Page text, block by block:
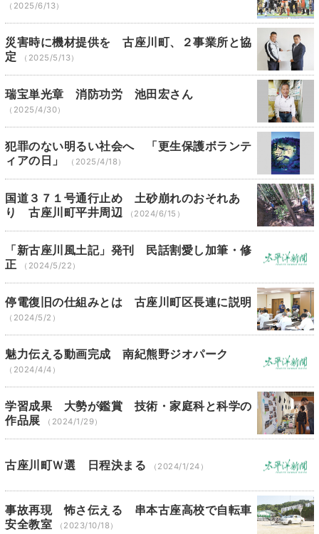
（2025/6/13）
災害時に機材提供を 古座川町、２事業所と協
定
（2025/5/13）
瑞宝単光章 消防功労 池田宏さん
（2025/4/30）
犯罪のない明るい社会へ 「更生保護ボランテ
ィアの日」
（2025/4/18）
国道３７１号通行止め 土砂崩れのおそれあ
り 古座川町平井周辺
（2024/6/15）
「新古座川風土記」発刊 民話割愛し加筆・修
正
（2024/5/22）
停電復旧の仕組みとは 古座川町区長連に説明
（2024/5/2）
魅力伝える動画完成 南紀熊野ジオパーク
（2024/4/4）
学習成果 大勢が鑑賞 技術・家庭科と科学の
作品展
（2024/1/29）
古座川町Ｗ選 日程決まる （2024/1/24）
事故再現 怖さ伝える 串本古座高校で自転車
安全教室
（2023/10/18）